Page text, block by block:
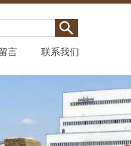
言 联系我们